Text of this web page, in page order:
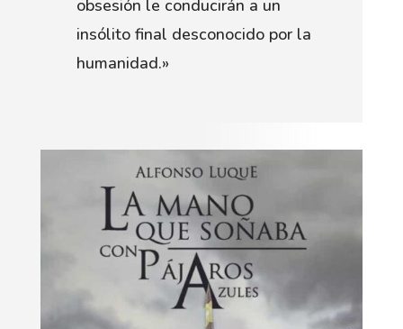
obsesión le conducirán a un
insólito final desconocido por la
humanidad.»